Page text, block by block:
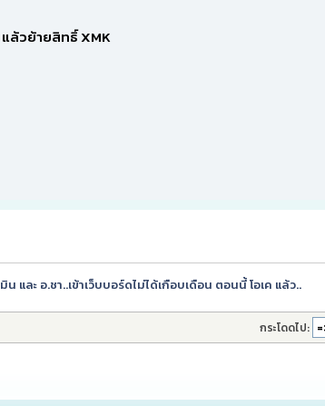
ล้วย้ายสิทธิ์ XMK
และ อ.ชา..เข้าเว็บบอร์ดไม่ได้เกือบเดือน ตอนนี้ โอเค แล้ว..
กระโดดไป: